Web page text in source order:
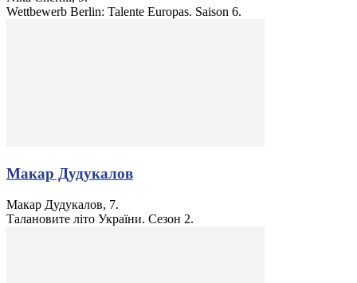
Wettbewerb Berlin: Talente Europas. Saison 6.
Макар Дудукалов
Макар Дудукалов, 7.
Талановите літо України. Сезон 2.